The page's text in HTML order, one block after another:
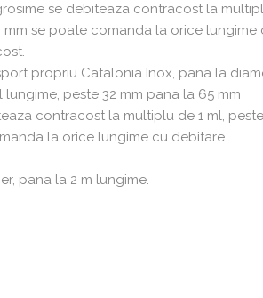
se debiteaza contracost la
mm se poate comanda la orice lungime
propriu Catalonia Inox, pana la
lungime, peste 32 mm pana la 65 mm
contracost la multiplu de 1 ml,
la orice lungime cu debitare
pana la 2 m lungime.